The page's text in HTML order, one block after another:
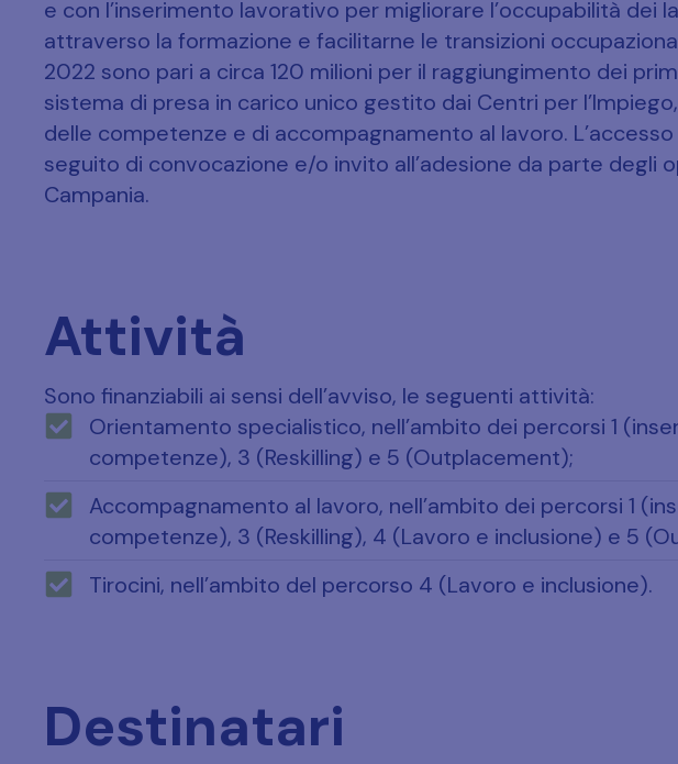
e con l’inserimento lavorativo per migliorare l’occupabilità dei
attraverso la formazione e facilitarne le transizioni
2022 sono pari a circa 120 milioni per il raggiungimento dei
sistema di presa in carico unico gestito dai Centri per
delle competenze e di accompagnamento al lavoro.
seguito di convocazione e/o invito all’adesione da parte degli
Campania.
Attività
Sono finanziabili ai sensi dell’avviso, le seguenti attività:
Orientamento specialistico, nell’ambito dei percorsi 1
competenze), 3 (Reskilling) e 5 (Outplacement);
Accompagnamento al lavoro, nell’ambito dei percorsi 1
competenze), 3 (Reskilling), 4 (Lavoro e inclusione) e 5
Tirocini, nell’ambito del percorso 4 (Lavoro e inclusione).
Destinatari